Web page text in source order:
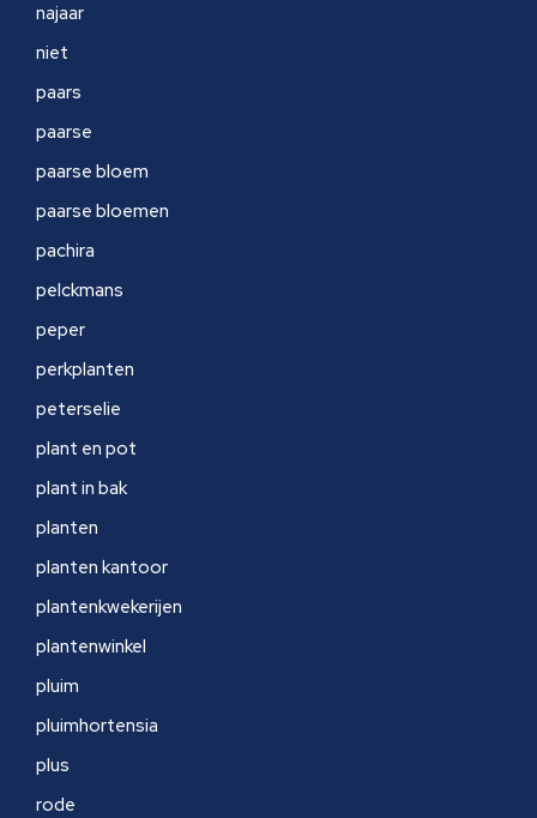
najaar
niet
paars
paarse
paarse bloem
paarse bloemen
pachira
pelckmans
peper
perkplanten
peterselie
plant en pot
plant in bak
planten
planten kantoor
plantenkwekerijen
plantenwinkel
pluim
pluimhortensia
plus
rode